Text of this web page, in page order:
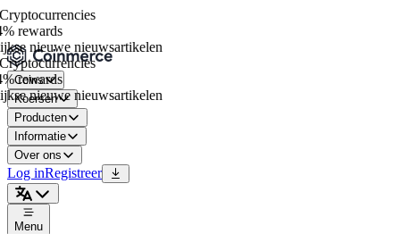
rewards
nieuwe nieuwsartikelen
rewards
nieuwe nieuwsartikelen
Coins
Koersen
Producten
Informatie
Over ons
Log inRegistreer
Menu